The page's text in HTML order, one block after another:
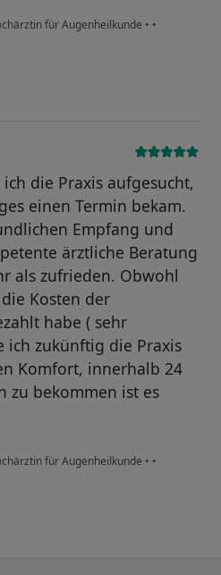
für Augenheilkunde • •
die Praxis aufgesucht,
einen Termin bekam.
Empfang und
ärztliche Beratung
als zufrieden. Obwohl
Kosten der
habe ( sehr
ich zukünftig die Praxis
Komfort, innerhalb 24
zu bekommen ist es
für Augenheilkunde • •